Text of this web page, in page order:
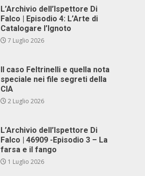
L’Archivio dell’Ispettore Di
Falco | Episodio 4: L’Arte di
Catalogare l’Ignoto
7 Luglio 2026
Il caso Feltrinelli e quella nota
speciale nei file segreti della
CIA
2 Luglio 2026
L’Archivio dell’Ispettore Di
Falco | 46909 -Episodio 3 – La
farsa e il fango
1 Luglio 2026